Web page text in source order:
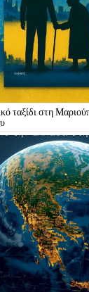
ταξίδι στη